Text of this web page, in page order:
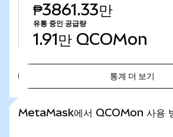
₱3861.33만
유통 중인 공급량
1.91만 QCOMon
통계 더 보기
MetaMask에서 QCOMon 사용